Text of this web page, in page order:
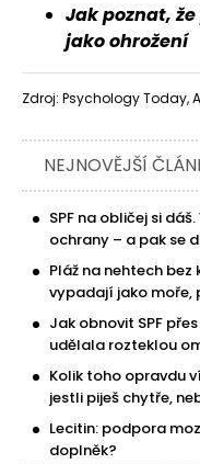
Jak poznat,
jako ohrožení
Zdroj: Psychology Today,
NEJNOVĚJŠÍ
SPF na obličej si
ochrany – a pak se
Pláž na nehtech
vypadají jako moře,
Jak obnovit SPF
udělala rozteklou
Kolik toho opravdu
jestli piješ chytře,
Lecitin: podpora
doplněk?